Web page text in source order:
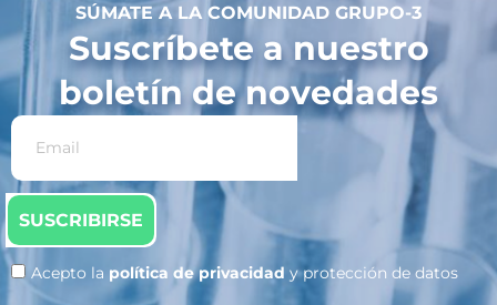
SÚMATE A LA COMUNIDAD GRUPO-3
Suscríbete a nuestro
boletín de novedades
Acepto la política de privacidad y protección de datos
SUSCRIBIRSE